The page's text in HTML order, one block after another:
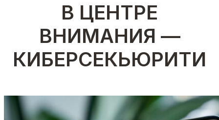
В ЦЕНТРЕ
ВНИМАНИЯ —
КИБЕРСЕКЬЮРИТИ